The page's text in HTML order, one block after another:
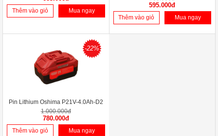
Thêm vào giỏ Mua ngay
595.000đ
Thêm vào giỏ Mua ngay
-22%
Pin Lithium Oshima P21V-4.0Ah-D2
1.000.000đ
780.000đ
Thêm vào giỏ Mua ngay